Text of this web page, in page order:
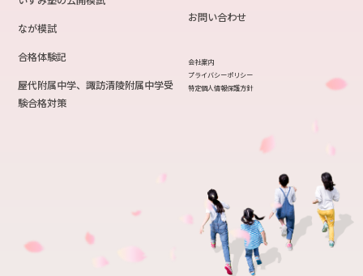
なが模試
合格体験記
屋代附属中学、諏訪清陵附属中学受
験合格対策
お問い合わせ
会社案内
プライバシーポリシー
特定個人情報保護方針